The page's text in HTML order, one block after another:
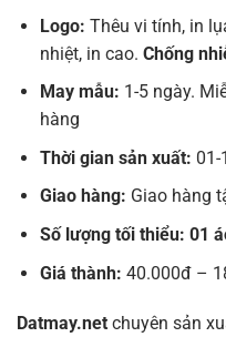
Logo: Thêu vi tính, in
nhiệt, in cao. Chống
May mẫu: 1-5 ngày.
hàng
Thời gian sản xuất:
Giao hàng: Giao hàng
Số lượng tối thiểu: 01
Giá thành: 40.000đ –
Datmay.net chuyên sản